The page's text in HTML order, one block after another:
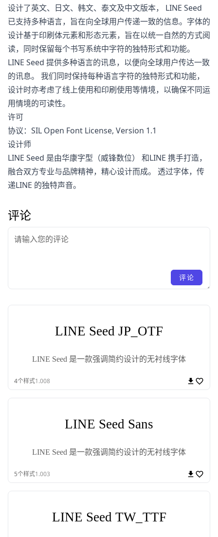
设计了英文、日文、韩文、泰文及中文版本， LINE Seed
已支持多种语言，旨在向全球用户传递一致的信息。字体的
设计基于印刷体元素和形态元素，旨在以统一自然的方式阅
读，同时保留每个书写系统中字符的独特形式和功能。
LINE Seed 提供多种语言的讯息，以便向全球用户传达一致
的讯息。 我们同时保持每种语言字符的独特形式和功能，
设计时亦考虑了线上使用和印刷使用等情境，以确保不同运
用情境的可读性。
许可
协议：SIL Open Font License, Version 1.1
设计师
LINE Seed 是由华康字型（威锋数位） 和LINE 携手打造，
融合双方专业与品牌精神，精心设计而成。 透过字体，传
递LINE 的独特声音。
评论
评论
LINE Seed JP_OTF
LINE Seed 是一款强调简约设计的无衬线字体
4个样式1.008
LINE Seed Sans
LINE Seed 是一款强调简约设计的无衬线字体
5个样式1.003
LINE Seed TW_TTF